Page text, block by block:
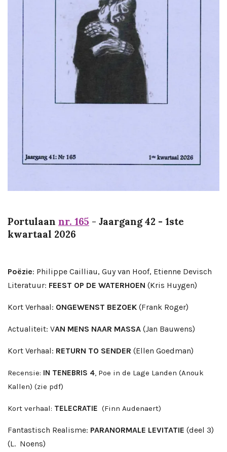
Portulaan nr. 165 - Jaargang 42 - 1ste
kwartaal 2026
Poëzie: Philippe Cailliau, Guy van Hoof, Etienne Devisch
Literatuur: FEEST OP DE WATERHOEN (Kris Huygen)
Kort Verhaal: ONGEWENST BEZOEK (Frank Roger)
Actualiteit: VAN MENS NAAR MASSA (Jan Bauwens)
Kort Verhaal: RETURN TO SENDER (Ellen Goedman)
Recensie: IN TENEBRIS 4, Poe in de Lage Landen (Anouk
Kallen) (zie pdf)
Kort verhaal: TELECRATIE (Finn Audenaert)
Fantastisch Realisme: PARANORMALE LEVITATIE (deel 3)
(L. Noens)